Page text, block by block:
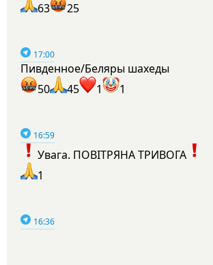
63
25
17:00
Пивденное/Беляры шахеды
50
45 1 1
16:59
Увага. ПОВІТРЯНА ТРИВОГА
1
16:36